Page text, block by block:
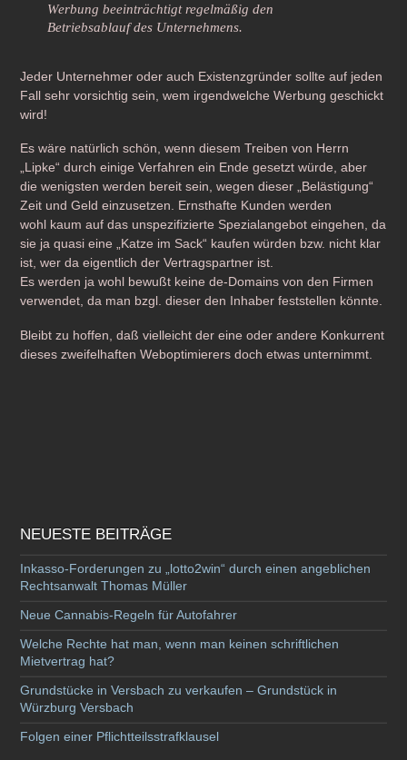
Werbung beeinträchtigt regelmäßig den
Betriebsablauf des Unternehmens.
Jeder Unternehmer oder auch Existenzgründer sollte auf jeden
Fall sehr vorsichtig sein, wem irgendwelche Werbung geschickt
wird!
Es wäre natürlich schön, wenn diesem Treiben von Herrn
„Lipke“ durch einige Verfahren ein Ende gesetzt würde, aber
die wenigsten werden bereit sein, wegen dieser „Belästigung“
Zeit und Geld einzusetzen. Ernsthafte Kunden werden
wohl kaum auf das unspezifizierte Spezialangebot eingehen, da
sie ja quasi eine „Katze im Sack“ kaufen würden bzw. nicht klar
ist, wer da eigentlich der Vertragspartner ist.
Es werden ja wohl bewußt keine de-Domains von den Firmen
verwendet, da man bzgl. dieser den Inhaber feststellen könnte.
Bleibt zu hoffen, daß vielleicht der eine oder andere Konkurrent
dieses zweifelhaften Weboptimierers doch etwas unternimmt.
NEUESTE BEITRÄGE
Inkasso-Forderungen zu „lotto2win“ durch einen angeblichen
Rechtsanwalt Thomas Müller
Neue Cannabis-Regeln für Autofahrer
Welche Rechte hat man, wenn man keinen schriftlichen
Mietvertrag hat?
Grundstücke in Versbach zu verkaufen – Grundstück in
Würzburg Versbach
Folgen einer Pflichtteilsstrafklausel